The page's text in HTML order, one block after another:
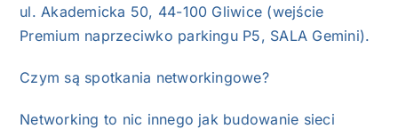
ul. Akademicka 50, 44-100 Gliwice (wejście
Premium naprzeciwko parkingu P5, SALA Gemini).
Czym są spotkania networkingowe?
Networking to nic innego jak budowanie sieci